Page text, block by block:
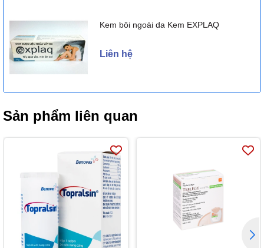
Kem bôi ngoài da Kem EXPLAQ
Liên hệ
Sản phẩm liên quan